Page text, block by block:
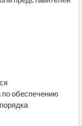
по обеспечению